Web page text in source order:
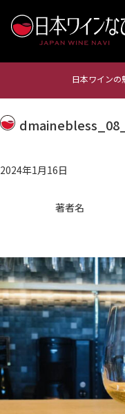
日本ワインの
2024年1月16日
著者名